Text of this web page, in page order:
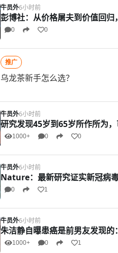
牛员外6小时前
彭博社：从价格屠夫到价值回
0 0
推广
乌龙茶新手怎么选？
牛员外6小时前
研究发现45岁到65岁所作所为
1000+ 0 0
牛员外6小时前
Nature：最新研究证实新冠病
0 1
牛员外6小时前
朱洁静自曝患癌是前男友发现
1000+ 0 1